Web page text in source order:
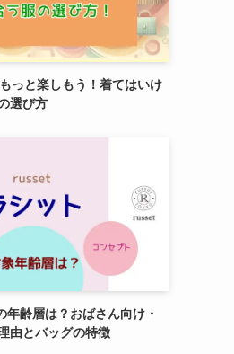
っと楽しもう！着てはいけ
選び方
齢層は？おばさん向け・
由とバッグの特徴